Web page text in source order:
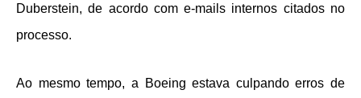
Duberstein, de acordo com e-mails internos citados no
processo.
Ao mesmo tempo, a Boeing estava culpando erros de